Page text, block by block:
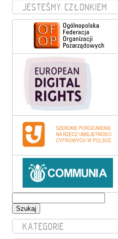
JESTEŚMY CZŁONKIEM
KATEGORIE